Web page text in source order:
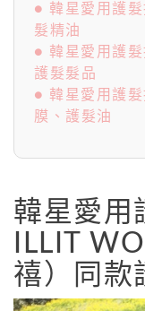
● 韓星愛用護
髮精油
● 韓星愛用護
護髮髮品
● 韓星愛用護
膜、護髮油
韓星愛用
ILLIT
禧）同款